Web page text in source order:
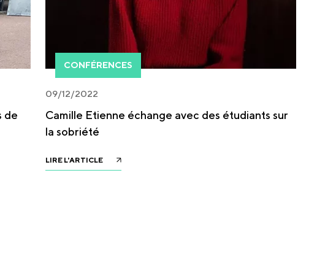
de
CONFÉRENCES
09/12/2022
Camille Etienne échange avec des étudiants sur
la sobriété
LIRE L'ARTICLE